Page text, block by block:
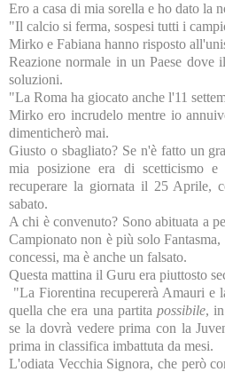
Ero a casa di mia sorella e ho dato la
"Il calcio si ferma, sospesi tutti i
Mirko e Fabiana hanno risposto
Reazione normale in un Paese dove
soluzioni.
"La Roma ha giocato anche l'11
Mirko ero incrudelo mentre io
dimenticherò mai.
Giusto o sbagliato? Se n'è fatto un
mia posizione era di scetticismo
recuperare la giornata il 25 Aprile,
sabato.
A chi è convenuto? Sono abituata a
Campionato non è più solo
concessi, ma è anche un falsato.
Questa mattina il Guru era piuttosto
"La Fiorentina recupererà Amauri e
quella che era una partita possibile,
se la dovrà vedere prima con la
prima in classifica imbattuta da mesi.
L'odiata Vecchia Signora, che però